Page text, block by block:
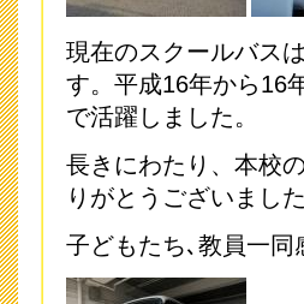
「第３１回
した
2017年12月13日
「第３１回
した
2017年6月 1日
現在のスクールバス
す。平成16年から16
で活躍しました。
長きにわたり、本校
りがとうございまし
子どもたち､教員一